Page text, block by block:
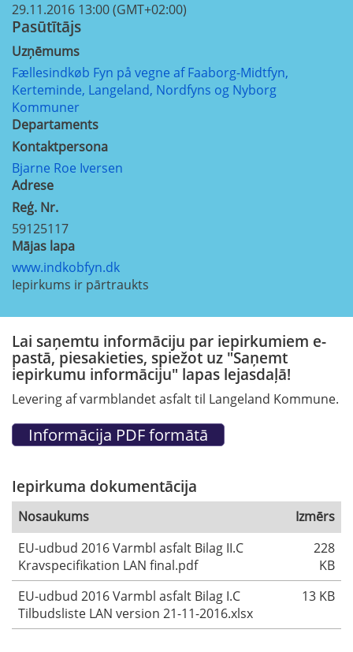
29.11.2016 13:00 (GMT+02:00)
Pasūtītājs
Uzņēmums
Fællesindkøb Fyn på vegne af Faaborg-Midtfyn,
Kerteminde, Langeland, Nordfyns og Nyborg
Kommuner
Departaments
Kontaktpersona
Bjarne Roe Iversen
Adrese
Reģ. Nr.
59125117
Mājas lapa
www.indkobfyn.dk
Iepirkums ir pārtraukts
Lai saņemtu informāciju par iepirkumiem e-
pastā, piesakieties, spiežot uz "Saņemt
iepirkumu informāciju" lapas lejasdaļā!
Levering af varmblandet asfalt til Langeland Kommune.
Iepirkuma dokumentācija
Nosaukums
Izmērs
EU-udbud 2016 Varmbl asfalt Bilag II.C
Kravspecifikation LAN final.pdf
228
KB
EU-udbud 2016 Varmbl asfalt Bilag I.C
Tilbudsliste LAN version 21-11-2016.xlsx
13 KB